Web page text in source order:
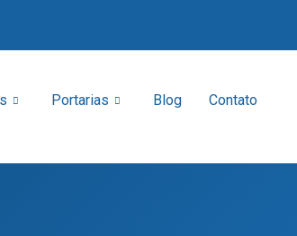
Portarias Blog Contato